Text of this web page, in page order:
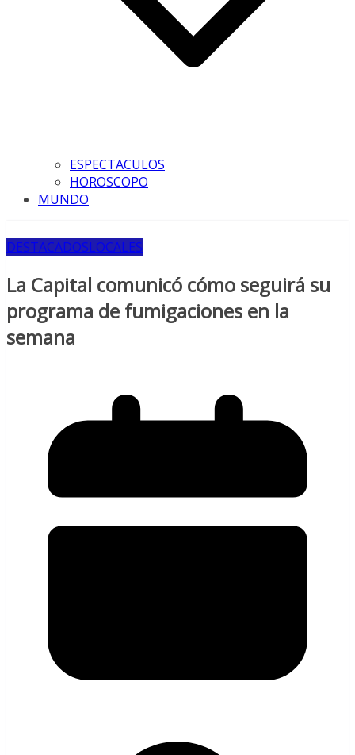
ESPECTACULOS
HOROSCOPO
MUNDO
DESTACADOSLOCALES
La Capital comunicó cómo seguirá su
programa de fumigaciones en la
semana